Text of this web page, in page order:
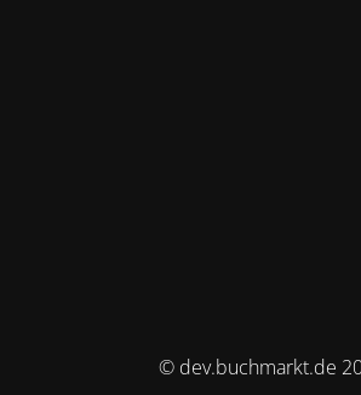
© dev.buchmarkt.de